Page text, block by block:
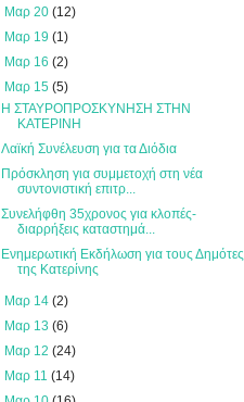
Μαρ 20 (12)
Μαρ 19 (1)
Μαρ 16 (2)
Μαρ 15 (5)
Η ΣΤΑΥΡΟΠΡΟΣΚΥΝΗΣΗ ΣΤΗΝ
ΚΑΤΕΡΙΝΗ
Λαϊκή Συνέλευση για τα Διόδια
Πρόσκληση για συμμετοχή στη νέα
συντονιστική επιτρ...
Συνελήφθη 35χρονος για κλοπές-
διαρρήξεις καταστημά...
Ενημερωτική Εκδήλωση για τους Δημότες
της Κατερίνης
Μαρ 14 (2)
Μαρ 13 (6)
Μαρ 12 (24)
Μαρ 11 (14)